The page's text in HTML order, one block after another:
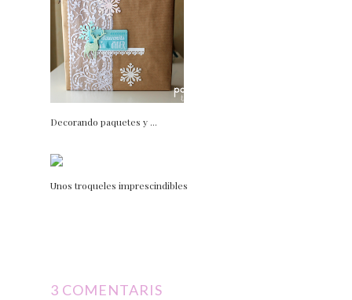
Decorando paquetes y ...
Unos troqueles imprescindibles
3 COMENTARIS